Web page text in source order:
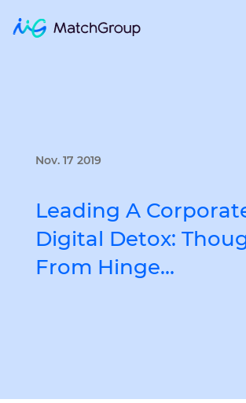
Nov. 17 2019
Leading A
Digital Detox:
From Hinge…